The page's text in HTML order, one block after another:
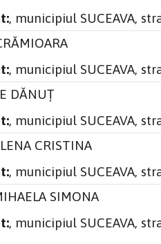
, municipiul SUCEAVA,
, municipiul SUCEAVA,
DĂNUȚ
, municipiul SUCEAVA,
CRISTINA
, municipiul SUCEAVA,
SIMONA
, municipiul SUCEAVA,